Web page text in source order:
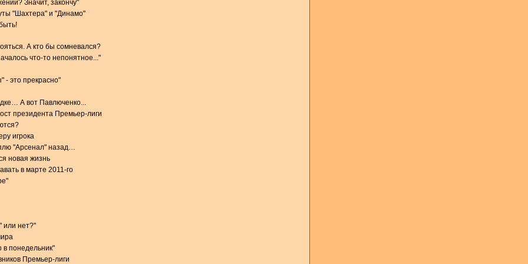
Значит, закончу"
"Шахтера" и "Динамо"
А кто бы сомневался?
что-то непонятное..."
- это прекрасно"
А вот Павлюченко...
президента Премьер-лиги
игрока
"Арсенал" назад…
новая жизнь
в марте 2011-го
или нет?"
понедельник"
Премьер-лиги